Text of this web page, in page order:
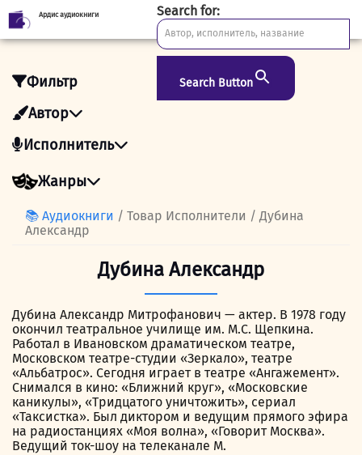
Skip
to
Ардис аудиокниги Search for:
Search Button
Фильтр
Автор
Исполнитель
Жанры
📚 Аудиокниги / Товар Исполнители / Дубина
Александр
Дубина Александр
Дубина Александр Митрофанович — актер. В 1978 году
окончил театральное училище им. М.С. Щепкина.
Работал в Ивановском драматическом театре,
Московском театре-студии «Зеркало», театре
«Альбатрос». Сегодня играет в театре «Ангажемент».
Снимался в кино: «Ближний круг», «Московские
каникулы», «Тридцатого уничтожить», сериал
«Таксистка». Был диктором и ведущим прямого эфира
на радиостанциях «Моя волна», «Говорит Москва».
Ведущий ток-шоу на телеканале М.